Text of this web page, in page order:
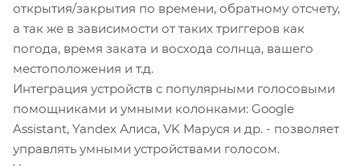
открытия/закрытия по времени, обратному отсчету,
а так же в зависимости от таких триггеров как
погода, время заката и восхода солнца, вашего
местоположения и т.д.
Интеграция устройств с популярными голосовыми
помощниками и умными колонками: Google
Assistant, Yandex Алиса, VK Маруся и др. - позволяет
управлять умными устройствами голосом.